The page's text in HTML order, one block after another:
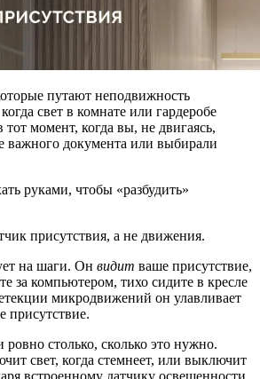
путают неподвижность
свет в комнате или гардеробе
момент, когда вы, не двигаясь,
важного документа или выбирали
руками, чтобы «разбудить»
присутствия, а не движения.
на шаги. Он видит ваше присутствие,
за компьютером, тихо сидите в кресле
микродвижений он улавливает
присутствие.
ровно столько, сколько это нужно.
свет, когда стемнеет, или выключит
встроенному датчику освещенности.